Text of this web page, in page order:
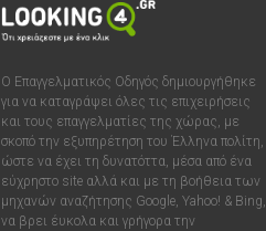
Ο Επαγγελματικός Οδηγός δημιουργήθηκε
για να καταγράψει όλες τις επιχειρήσεις
και τους επαγγελματίες της χώρας, με
σκοπό την εξυπηρέτηση του Έλληνα πολίτη,
ώστε να έχει τη δυνατόττα, μέσα από ένα
εύχρηστο site αλλά και με τη βοήθεια των
μηχανών αναζήτησης Google, Yahoo! & Bing,
να βρει έυκολα και γρήγορα την